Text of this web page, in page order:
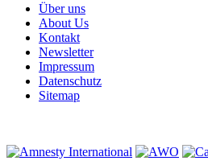
Über uns
About Us
Kontakt
Newsletter
Impressum
Datenschutz
Sitemap